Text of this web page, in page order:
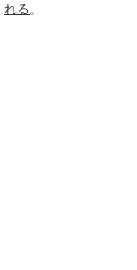
れる 。